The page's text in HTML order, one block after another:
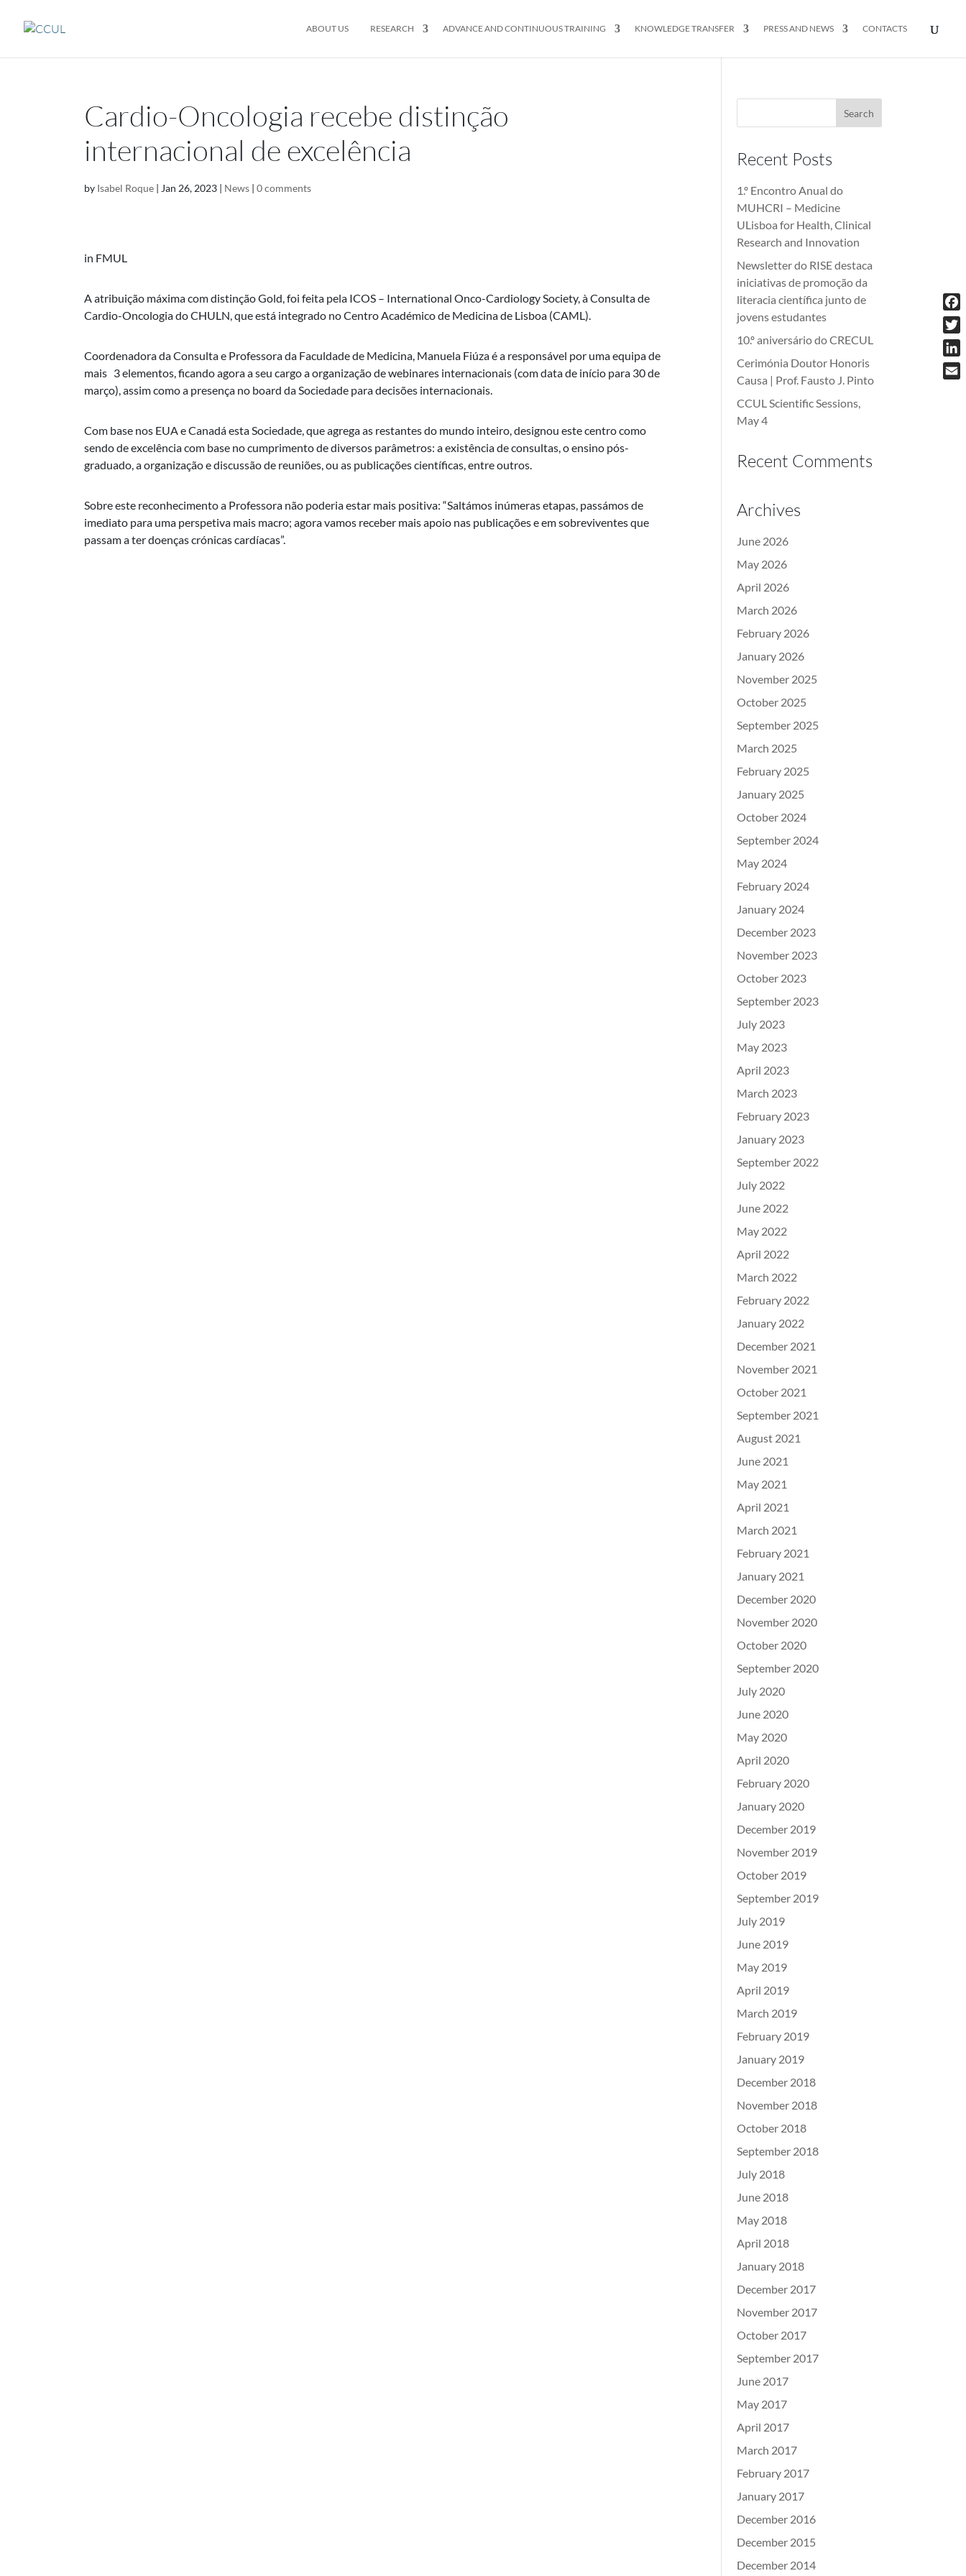
ABOUT US RESEARCH ADVANCE AND CONTINUOUS TRAINING KNOWLEDGE TRANSFER PRESS AND NEWS CONTACTS
Cardio-Oncologia recebe distinção
internacional de excelência
by Isabel Roque | Jan 26, 2023 | News | 0 comments
in FMUL
A atribuição máxima com distinção Gold, foi feita pela ICOS – International Onco-Cardiology Society, à Consulta de
Cardio-Oncologia do CHULN, que está integrado no Centro Académico de Medicina de Lisboa (CAML).
Coordenadora da Consulta e Professora da Faculdade de Medicina, Manuela Fiúza é a responsável por uma equipa de
mais 3 elementos, ficando agora a seu cargo a organização de webinares internacionais (com data de início para 30 de
março), assim como a presença no board da Sociedade para decisões internacionais.
Com base nos EUA e Canadá esta Sociedade, que agrega as restantes do mundo inteiro, designou este centro como
sendo de excelência com base no cumprimento de diversos parâmetros: a existência de consultas, o ensino pós-
graduado, a organização e discussão de reuniões, ou as publicações científicas, entre outros.
Sobre este reconhecimento a Professora não poderia estar mais positiva: “Saltámos inúmeras etapas, passámos de
imediato para uma perspetiva mais macro; agora vamos receber mais apoio nas publicações e em sobreviventes que
passam a ter doenças crónicas cardíacas”.
Recent Posts
1.º Encontro Anual do
MUHCRI – Medicine
ULisboa for Health, Clinical
Research and Innovation
Newsletter do RISE destaca
iniciativas de promoção da
literacia científica junto de
jovens estudantes
10.º aniversário do CRECUL
Cerimónia Doutor Honoris
Causa | Prof. Fausto J. Pinto
CCUL Scientific Sessions,
May 4
Recent Comments
Archives
June 2026
May 2026
April 2026
March 2026
February 2026
January 2026
November 2025
October 2025
September 2025
March 2025
February 2025
January 2025
October 2024
September 2024
May 2024
February 2024
January 2024
December 2023
November 2023
October 2023
September 2023
July 2023
May 2023
April 2023
March 2023
February 2023
January 2023
September 2022
July 2022
June 2022
May 2022
April 2022
March 2022
February 2022
January 2022
December 2021
November 2021
October 2021
September 2021
August 2021
June 2021
May 2021
April 2021
March 2021
February 2021
January 2021
December 2020
November 2020
October 2020
September 2020
July 2020
June 2020
May 2020
April 2020
February 2020
January 2020
December 2019
November 2019
October 2019
September 2019
July 2019
June 2019
May 2019
April 2019
March 2019
February 2019
January 2019
December 2018
November 2018
October 2018
September 2018
July 2018
June 2018
May 2018
April 2018
January 2018
December 2017
November 2017
October 2017
September 2017
June 2017
May 2017
April 2017
March 2017
February 2017
January 2017
December 2016
December 2015
December 2014